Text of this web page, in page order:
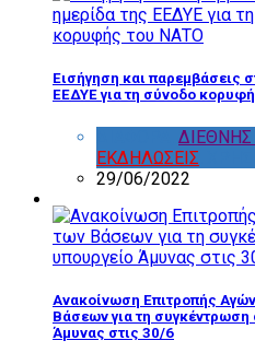
Εισήγηση και παρεμβάσεις
ΕΕΔΥΕ για τη σύνοδο
ΕΚΔΗΛΩΣΕΙΣ
29/06/2022
Ανακοίνωση Επιτροπής
Βάσεων για τη συγκέντρωση
Άμυνας στις 30/6